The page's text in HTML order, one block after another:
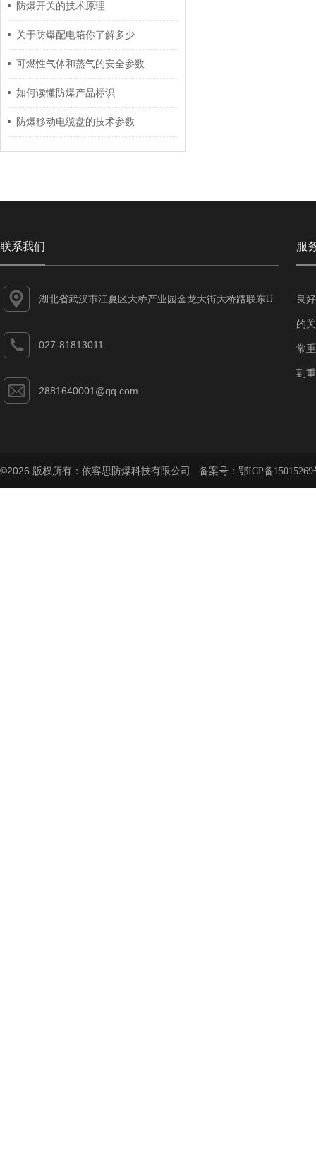
防爆开关的技术原理
关于防爆配电箱你了解多少
可燃性气体和蒸气的安全参数
如何读懂防爆产品标识
防爆移动电缆盘的技术参数
联系我们
湖北省武汉市江夏区大桥产业园金龙大街大桥路联东U
027-81813011
2881640001@qq.com
服
良
的
常
到
©2026 版权所有：依客思防爆科技有限公司 备案号： 鄂ICP备15015269